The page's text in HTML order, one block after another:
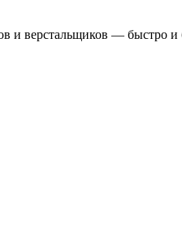
и верстальщиков — быстро и